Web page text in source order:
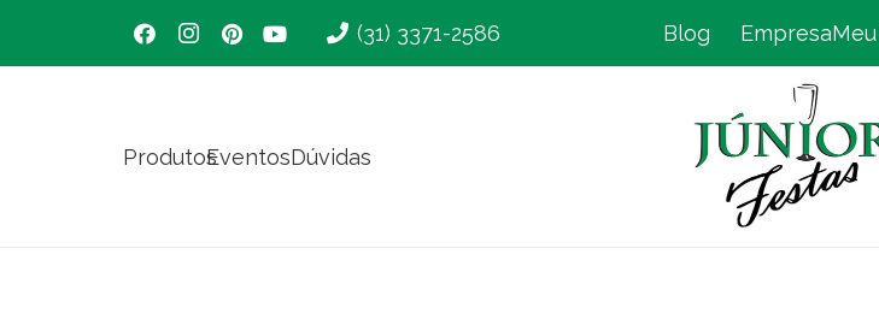
(31) 3371-2586 Blog Empresa
ProdutosEventosDúvidas